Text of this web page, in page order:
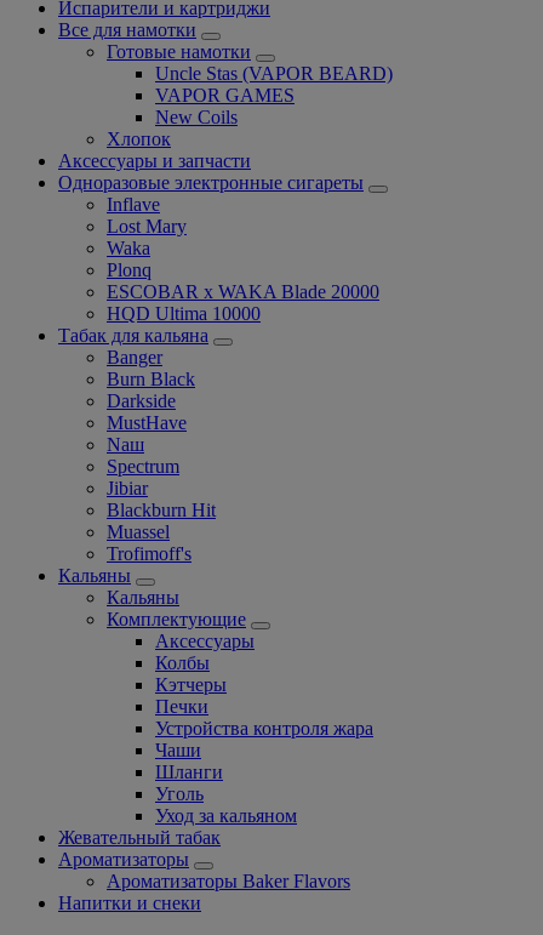
Испарители и картриджи
Все для намотки
Готовые намотки
Uncle Stas (VAPOR BEARD)
VAPOR GAMES
New Coils
Хлопок
Аксессуары и запчасти
Одноразовые электронные сигареты
Inflave
Lost Mary
Waka
Plonq
ESCOBAR x WAKA Blade 20000
HQD Ultima 10000
Табак для кальяна
Banger
Burn Black
Darkside
MustHave
Nаш
Spectrum
Jibiar
Blackburn Hit
Muassel
Trofimoff's
Кальяны
Кальяны
Комплектующие
Аксессуары
Колбы
Кэтчеры
Печки
Устройства контроля жара
Чаши
Шланги
Уголь
Уход за кальяном
Жевательный табак
Ароматизаторы
Ароматизаторы Baker Flavors
Напитки и снеки